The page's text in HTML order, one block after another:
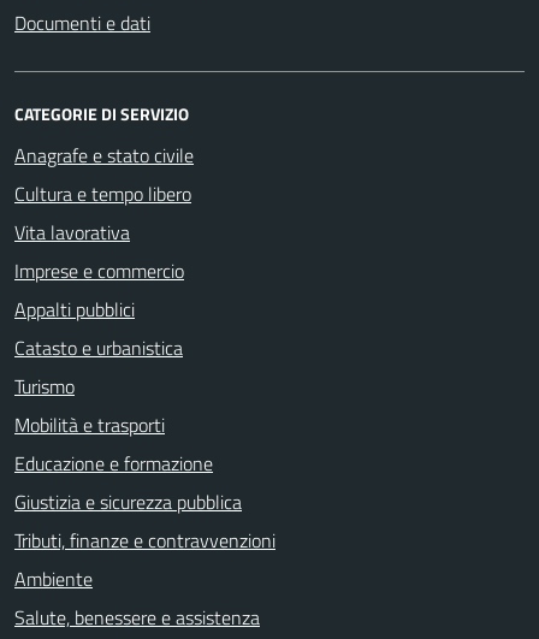
Documenti e dati
CATEGORIE DI SERVIZIO
Anagrafe e stato civile
Cultura e tempo libero
Vita lavorativa
Imprese e commercio
Appalti pubblici
Catasto e urbanistica
Turismo
Mobilità e trasporti
Educazione e formazione
Giustizia e sicurezza pubblica
Tributi, finanze e contravvenzioni
Ambiente
Salute, benessere e assistenza